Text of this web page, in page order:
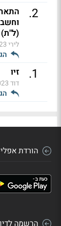
2
.
(ל"ת)
לירי
1
. זיו
דוד
הורדת
הרשמה